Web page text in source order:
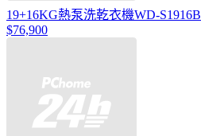
19+16KG熱泵洗乾衣機WD-S1916B
$76,900